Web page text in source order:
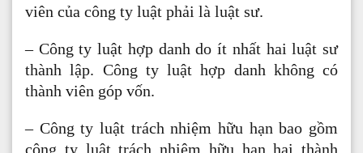
viên của công ty luật phải là luật sư.
– Công ty luật hợp danh do ít nhất hai luật sư
thành lập. Công ty luật hợp danh không có
thành viên góp vốn.
– Công ty luật trách nhiệm hữu hạn bao gồm
công ty luật trách nhiệm hữu hạn hai thành